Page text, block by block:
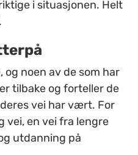
i situasjonen. Helt
og noen av de som har
tilbake og forteller de
vei har vært. For
vei, en vei fra lengre
utdanning på